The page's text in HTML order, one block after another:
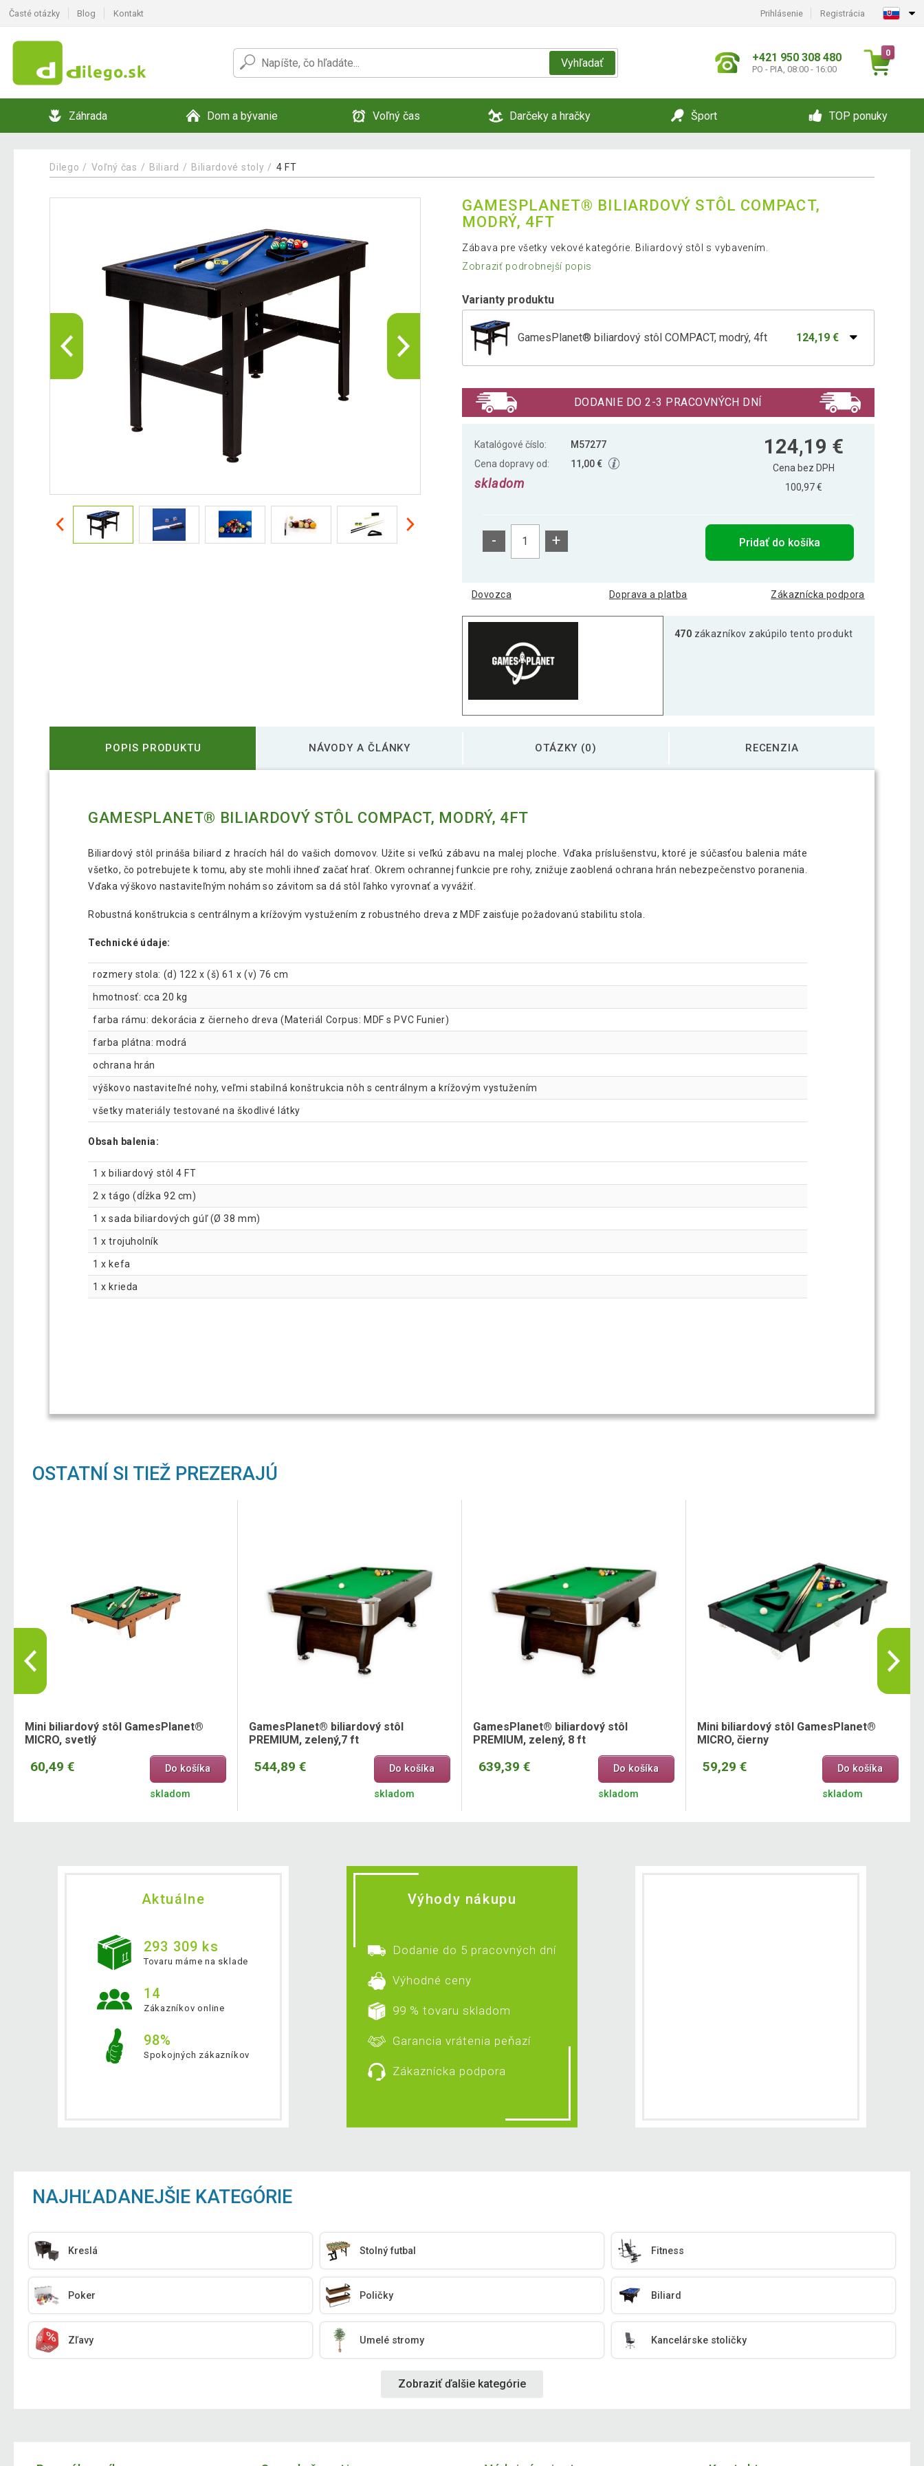
Časté otázky Blog Kontakt Prihlásenie Registrácia
Vyhľadať +421 950 308 480
PO - PIA, 08:00 - 16:00
0
Záhrada Dom a bývanie Voľný čas Darčeky a hračky Šport TOP ponuky
Dilego Voľný čas Biliard Biliardové stoly 4 FT
GAMESPLANET® BILIARDOVÝ STÔL COMPACT,
MODRÝ, 4FT
Zábava pre všetky vekové kategórie. Biliardový stôl s vybavením.
Zobraziť podrobnejší popis
Varianty produktu
GamesPlanet® biliardový stôl COMPACT, modrý, 4ft 124,19 €
GamesPlanet® biliardový stôl COMPACT, zelený, 4ft 124,19 €
DODANIE DO 2-3 PRACOVNÝCH DNÍ
Katalógové číslo:
M57277
Cena dopravy od:
11,00 €
skladom
124,19 €
Cena bez DPH
100,97 €
- + Pridať do košíka
Dovozca Doprava a platba Zákaznícka podpora
470 zákazníkov zakúpilo tento produkt
POPIS PRODUKTU NÁVODY A ČLÁNKY OTÁZKY (0) RECENZIA
GAMESPLANET® BILIARDOVÝ STÔL COMPACT, MODRÝ, 4FT
Biliardový stôl prináša biliard z hracích hál do vašich domovov. Užite si veľkú zábavu na malej ploche. Vďaka príslušenstvu, ktoré je súčasťou balenia máte
všetko, čo potrebujete k tomu, aby ste mohli ihneď začať hrať. Okrem ochrannej funkcie pre rohy, znižuje zaoblená ochrana hrán nebezpečenstvo poranenia.
Vďaka výškovo nastaviteľným nohám so závitom sa dá stôl ľahko vyrovnať a vyvážiť.
Robustná konštrukcia s centrálnym a krížovým vystužením z robustného dreva z MDF zaisťuje požadovanú stabilitu stola.
Technické údaje:
rozmery stola: (d) 122 x (š) 61 x (v) 76 cm
hmotnosť: cca 20 kg
farba rámu: dekorácia z čierneho dreva (Materiál Corpus: MDF s PVC Funier)
farba plátna: modrá
ochrana hrán
výškovo nastaviteľné nohy, veľmi stabilná konštrukcia nôh s centrálnym a krížovým vystužením
všetky materiály testované na škodlivé látky
Obsah balenia:
1 x biliardový stôl 4 FT
2 x tágo (dĺžka 92 cm)
1 x sada biliardových gúľ (Ø 38 mm)
1 x trojuholník
1 x kefa
1 x krieda
OSTATNÍ SI TIEŽ PREZERAJÚ
Mini biliardový stôl GamesPlanet®
MICRO, svetlý
60,49 € Do košíka
skladom
GamesPlanet® biliardový stôl
PREMIUM, zelený,7 ft
544,89 € Do košíka
skladom
GamesPlanet® biliardový stôl
PREMIUM, zelený, 8 ft
639,39 € Do košíka
skladom
Mini biliardový stôl GamesPlanet®
MICRO, čierny
59,29 € Do košíka
skladom
Aktuálne
293 309 ks
Tovaru máme na sklade
14
Zákazníkov online
98%
Spokojných zákazníkov
Výhody nákupu
Dodanie do 5 pracovných dní
Výhodné ceny
99 % tovaru skladom
Garancia vrátenia peňazí
Zákaznícka podpora
NAJHĽADANEJŠIE KATEGÓRIE
Kreslá Stolný futbal Fitness
Poker Poličky Biliard
Zľavy Umelé stromy Kancelárske stoličky
Zobraziť ďalšie kategórie